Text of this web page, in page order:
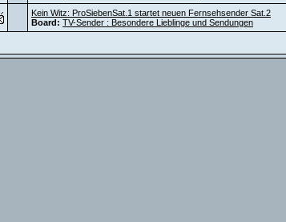
Kein Witz: ProSiebenSat.1 startet neuen Fernsehsender Sat.2
Board: TV-Sender : Besondere Lieblinge und Sendungen